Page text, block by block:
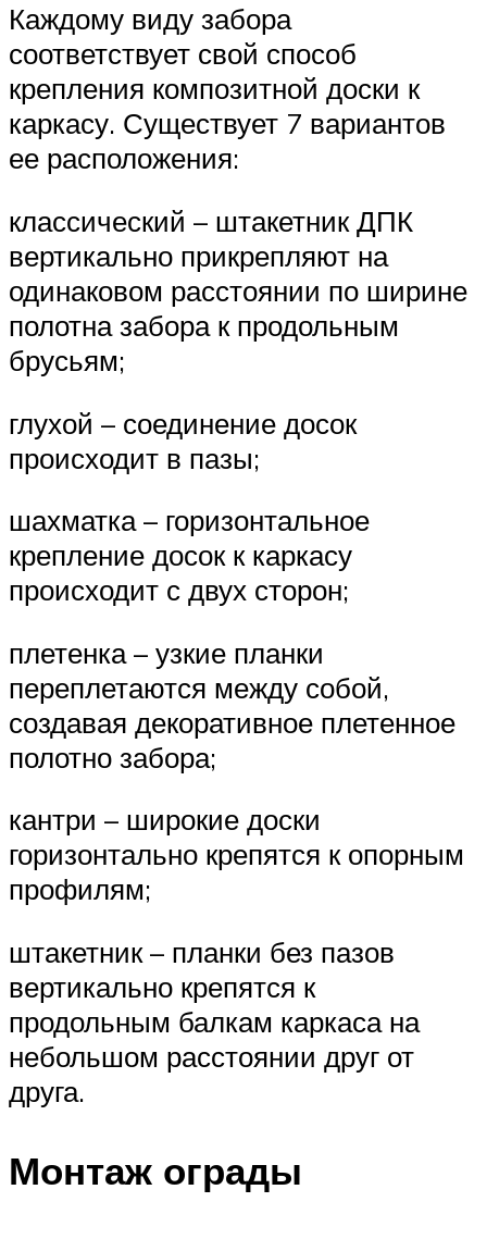
Каждому виду забора
соответствует свой способ
крепления композитной доски к
каркасу. Существует 7 вариантов
ее расположения:
классический – штакетник ДПК
вертикально прикрепляют на
одинаковом расстоянии по ширине
полотна забора к продольным
брусьям;
глухой – соединение досок
происходит в пазы;
шахматка – горизонтальное
крепление досок к каркасу
происходит с двух сторон;
плетенка – узкие планки
переплетаются между собой,
создавая декоративное плетенное
полотно забора;
кантри – широкие доски
горизонтально крепятся к опорным
профилям;
штакетник – планки без пазов
вертикально крепятся к
продольным балкам каркаса на
небольшом расстоянии друг от
друга.
Монтаж ограды